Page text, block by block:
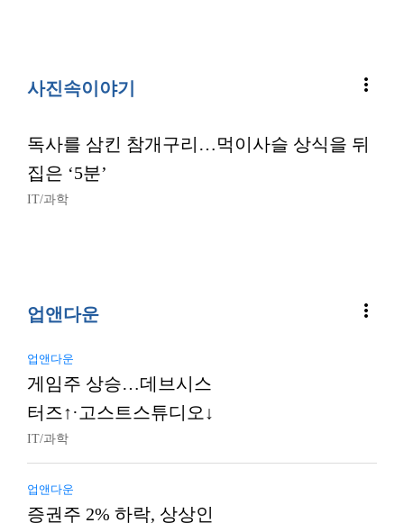
사진속이야기 more_vert
독사를 삼킨 참개구리…먹이사슬 상식을 뒤
집은 ‘5분’
IT/과학
업앤다운 more_vert
업앤다운
게임주 상승…데브시스
터즈↑·고스트스튜디오↓
IT/과학
업앤다운
증권주 2% 하락, 상상인